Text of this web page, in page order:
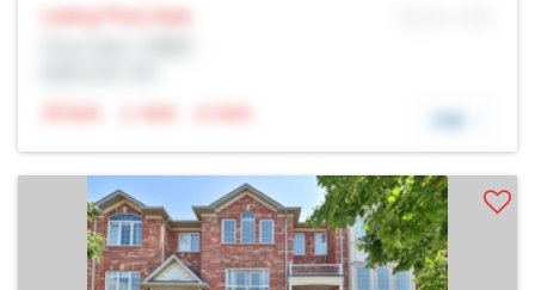
Listing Price Sale
N/A
N/A N/A 详细